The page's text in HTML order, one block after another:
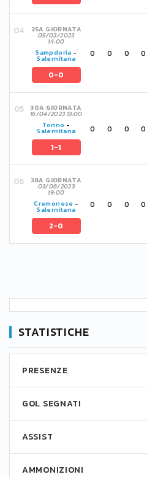
25A GIORNATA
05/03/2023
14:00
Sampdoria -
Salernitana
0-0
0 0 0 0
30A GIORNATA
16/04/2023 13:00
Torino -
Salernitana
1-1
0 0 0 0
38A GIORNATA
03/06/2023
19:00
Cremonese -
Salernitana
2-0
0 0 0 0
STATISTICHE
PRESENZE
GOL SEGNATI
ASSIST
AMMONIZIONI